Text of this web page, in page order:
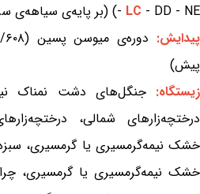
- LC - DD - NE) (بر پایه‌ی سیاهه‌ی سرخ IUCN)
پیدایش:
پیش)
زیستگاه:جنگل‌های دشت نمناک
درختچه‌زارهای شمالی،
خشک نیمه‌گرمسیری یا گرمسیری،
خشک نیمه‌گرمسیری یا گرمسیری،